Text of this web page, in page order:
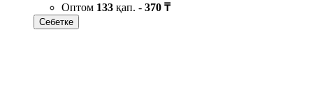
Оптом 133 қап. - 370 ₸
Себетке